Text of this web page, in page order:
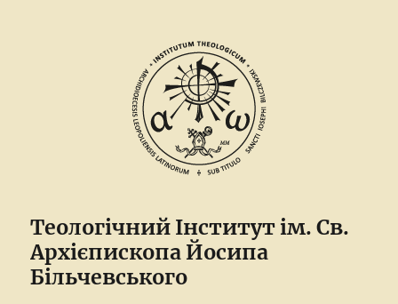
Теологічний Інститут ім. Св.
Архієпископа Йосипа
Більчевського